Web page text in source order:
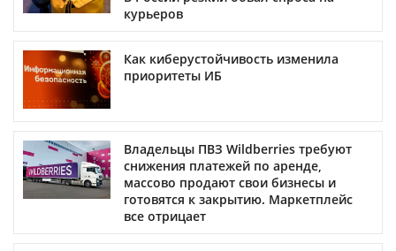
курьеров
Как киберустойчивость изменила
приоритеты ИБ
Владельцы ПВЗ Wildberries требуют
снижения платежей по аренде,
массово продают свои бизнесы и
готовятся к закрытию. Маркетплейс
все отрицает